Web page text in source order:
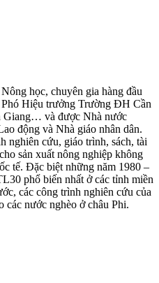
học, chuyên gia hàng đầu
Hiệu trưởng Trường ĐH Cần
và được Nhà nước
động và Nhà giáo nhân dân.
nghiên cứu, giáo trình, sách, tài
sản xuất nông nghiệp không
tế. Đặc biệt những năm 1980 –
phổ biến nhất ở các tỉnh miền
các công trình nghiên cứu của
các nước nghèo ở châu Phi.